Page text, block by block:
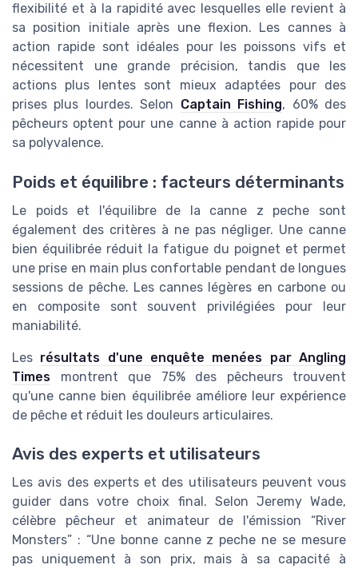
flexibilité et à la rapidité avec lesquelles elle revient à
sa position initiale après une flexion. Les cannes à
action rapide sont idéales pour les poissons vifs et
nécessitent une grande précision, tandis que les
actions plus lentes sont mieux adaptées pour des
prises plus lourdes. Selon Captain Fishing, 60% des
pêcheurs optent pour une canne à action rapide pour
sa polyvalence.
Poids et équilibre : facteurs déterminants
Le poids et l'équilibre de la canne z peche sont
également des critères à ne pas négliger. Une canne
bien équilibrée réduit la fatigue du poignet et permet
une prise en main plus confortable pendant de longues
sessions de pêche. Les cannes légères en carbone ou
en composite sont souvent privilégiées pour leur
maniabilité.
Les résultats d'une enquête menées par Angling
Times montrent que 75% des pêcheurs trouvent
qu'une canne bien équilibrée améliore leur expérience
de pêche et réduit les douleurs articulaires.
Avis des experts et utilisateurs
Les avis des experts et des utilisateurs peuvent vous
guider dans votre choix final. Selon Jeremy Wade,
célèbre pêcheur et animateur de l'émission “River
Monsters” : “Une bonne canne z peche ne se mesure
pas uniquement à son prix, mais à sa capacité à